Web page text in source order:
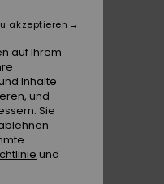
25% EXTRA
Animal Floral
auf Ihrem
Inhalte
und
Sie
und
akzeptieren